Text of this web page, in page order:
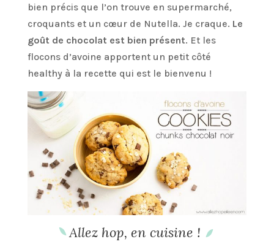
bien précis que l’on trouve en supermarché,
croquants et un cœur de Nutella. Je craque. Le
goût de chocolat est bien présent. Et les
flocons d’avoine apportent un petit côté
healthy à la recette qui est le bienvenu !
Allez hop, en cuisine !